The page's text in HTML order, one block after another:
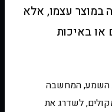
במוצר עצמו, אלא
או באיכות
השמע, המחשבה
לשדרג את